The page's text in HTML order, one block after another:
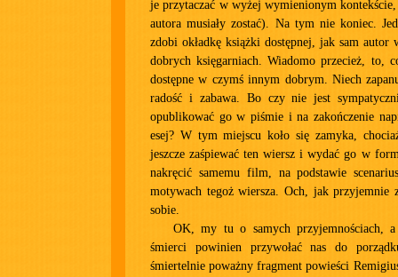
je przytaczać w wyżej wymienionym
autora musiały zostać). Na tym nie koniec.
zdobi okładkę książki dostępnej, jak sam autor
dobrych księgarniach. Wiadomo przecież, to,
dostępne w czymś innym dobrym. Niech
radość i zabawa. Bo czy nie jest
opublikować go w piśmie i na zakończenie
esej? W tym miejscu koło się zamyka,
jeszcze zaśpiewać ten wiersz i wydać go w
nakręcić samemu film, na podstawie
motywach tegoż wiersza. Och, jak przyjemnie
sobie.
OK, my tu o samych przyjemnościach, a
śmierci powinien przywołać nas do
śmiertelnie poważny fragment powieści